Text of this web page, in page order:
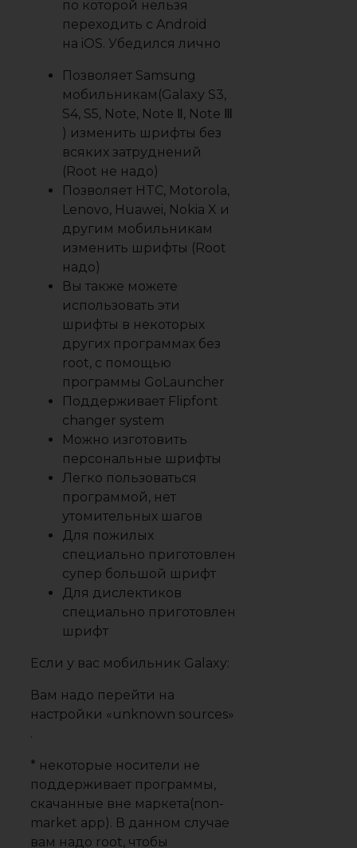
по которой нельзя
переходить с Android
на iOS. Убедился лично
Позволяет Samsung
мобильникам(Galaxy S3,
S4, S5, Note, Note Ⅱ, Note Ⅲ
) изменить шрифты без
всяких затруднений
(Root не надо)
Позволяет HTC, Motorola,
Lenovo, Huawei, Nokia X и
другим мобильникам
изменить шрифты (Root
надо)
Вы также можете
использовать эти
шрифты в некоторых
других программах без
root, с помощью
программы GoLauncher
Поддерживает Flipfont
changer system
Можно изготовить
персональные шрифты
Легко пользоваться
программой, нет
утомительных шагов
Для пожилых
специально приготовлен
супер большой шрифт
Для дислектиков
специально приготовлен
шрифт
Если у вас мобильник Galaxy:
Вам надо перейти на
настройки «unknown sources»
.
* некоторые носители не
поддерживает программы,
скачанные вне маркета(non-
market app). В данном случае
вам надо root, чтобы